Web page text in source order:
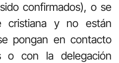
confirmados), o se
cristiana y no están
pongan en contacto
o con la delegación